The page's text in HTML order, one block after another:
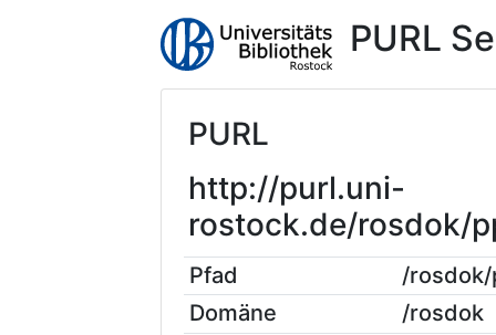
PURL
PURL
http://purl.uni-
rostock.de/rosdok/
Pfad
/
Domäne
/rosdok